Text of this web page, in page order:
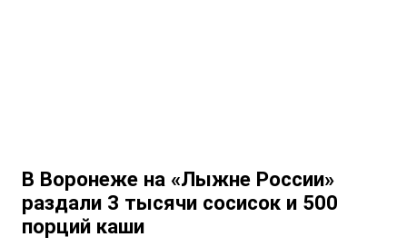
В Воронеже на «Лыжне России»
раздали 3 тысячи сосисок и 500
порций каши